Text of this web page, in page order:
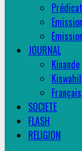
JOURNAL
Kinande
Français
SOCIETE
FLASH
RELIGION